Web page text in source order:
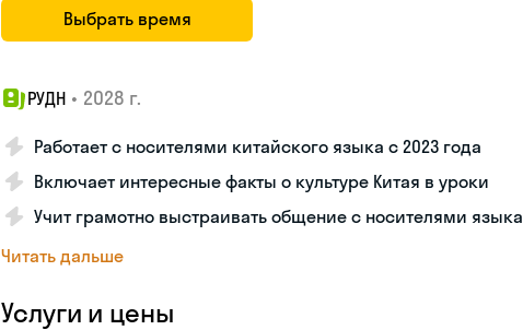
Выбрать время
РУДН • 2028 г.
Работает с носителями китайского языка с 2023 года
Включает интересные факты о культуре Китая в уроки
Учит грамотно выстраивать общение с носителями языка
Читать дальше
Услуги и цены